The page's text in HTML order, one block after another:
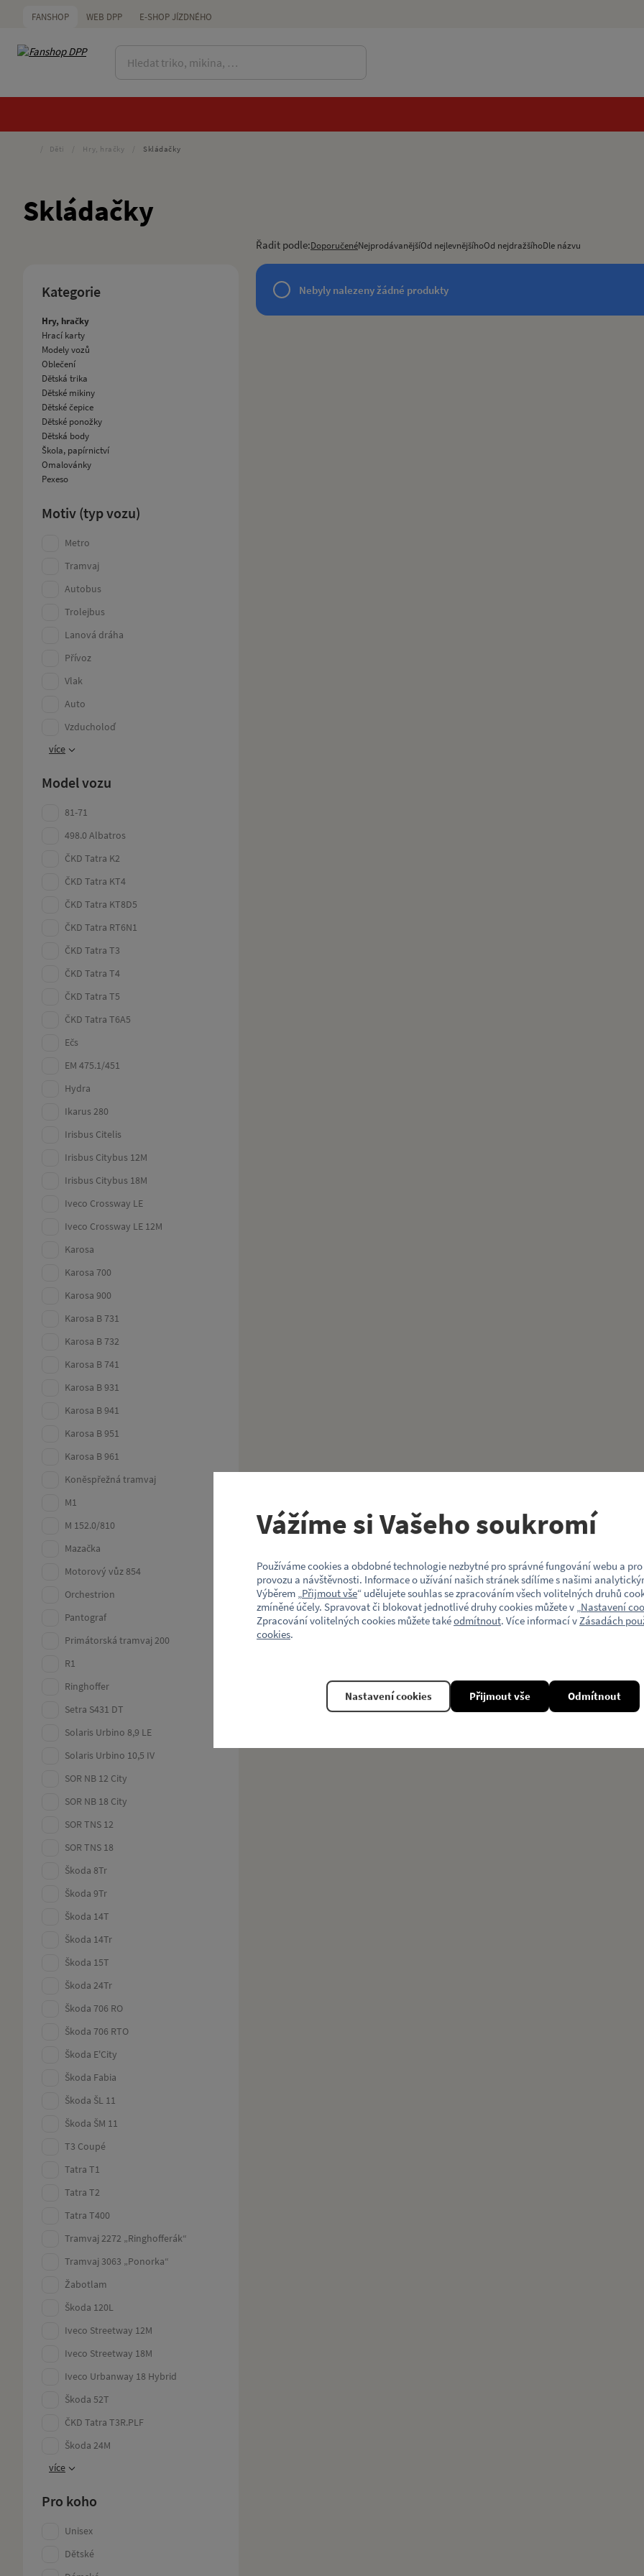
FANSHOP WEB DPP E-SHOP JÍZDNÉHO
Děti Hry, hračky Skládačky
Skládačky
Kategorie
Hry, hračky
Hrací karty
Modely vozů
Oblečení
Dětská trika
Dětské mikiny
Dětské čepice
Dětské ponožky
Dětská body
Škola, papírnictví
Omalovánky
Pexeso
Motiv (typ vozu)
Metro
Tramvaj
Autobus
Trolejbus
Lanová dráha
Přívoz
Vlak
Auto
Vzducholoď
více
Model vozu
81-71
498.0 Albatros
ČKD Tatra K2
ČKD Tatra KT4
ČKD Tatra KT8D5
ČKD Tatra RT6N1
ČKD Tatra T3
ČKD Tatra T4
ČKD Tatra T5
ČKD Tatra T6A5
Ečs
EM 475.1/451
Hydra
Ikarus 280
Irisbus Citelis
Irisbus Citybus 12M
Irisbus Citybus 18M
Iveco Crossway LE
Iveco Crossway LE 12M
Karosa
Karosa 700
Karosa 900
Karosa B 731
Karosa B 732
Karosa B 741
Karosa B 931
Karosa B 941
Karosa B 951
Karosa B 961
Koněspřežná tramvaj
M1
M 152.0/810
Mazačka
Motorový vůz 854
Orchestrion
Pantograf
Primátorská tramvaj 200
R1
Ringhoffer
Setra S431 DT
Solaris Urbino 8,9 LE
Solaris Urbino 10,5 IV
SOR NB 12 City
SOR NB 18 City
SOR TNS 12
SOR TNS 18
Škoda 8Tr
Škoda 9Tr
Škoda 14T
Škoda 14Tr
Škoda 15T
Škoda 24Tr
Škoda 706 RO
Škoda 706 RTO
Škoda E'City
Škoda Fabia
Škoda ŠL 11
Škoda ŠM 11
T3 Coupé
Tatra T1
Tatra T2
Tatra T400
Tramvaj 2272 „Ringhofferák“
Tramvaj 3063 „Ponorka“
Žabotlam
Škoda 120L
Iveco Streetway 12M
Iveco Streetway 18M
Iveco Urbanway 18 Hybrid
Škoda 52T
ČKD Tatra T3R.PLF
Škoda 24M
více
Pro koho
Unisex
Dětské
Řadit podle:DoporučenéNejprodávanějšíOd nejlevnějšíhoOd nejdražšíhoDle názvu
Nebyly nalezeny žádné produkty
Vážíme si Vašeho soukromí
Používáme cookies a obdobné technologie nezbytné pro správné fungování webu a
provozu a návštěvnosti. Informace o užívání našich stránek sdílíme s našimi
Výběrem „Přijmout vše“ udělujete souhlas se zpracováním všech volitelných druhů
zmíněné účely. Spravovat či blokovat jednotlivé druhy cookies můžete v „Nastavení
Zpracování volitelných cookies můžete takéodmítnout. Více informací vZásadách
cookies.
Odmítnout
Nastavení cookies Přijmout vše